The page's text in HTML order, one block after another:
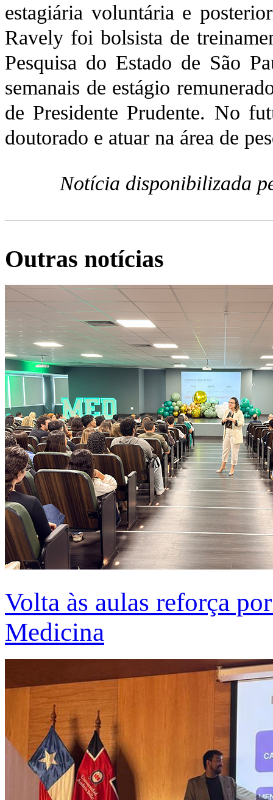
estagiária voluntária e
Ravely foi bolsista de
Pesquisa do Estado de São
semanais de estágio
de Presidente Prudente. No
doutorado e atuar na área de
Notícia disponibilizada
Outras notícias
Volta às aulas reforça
Medicina